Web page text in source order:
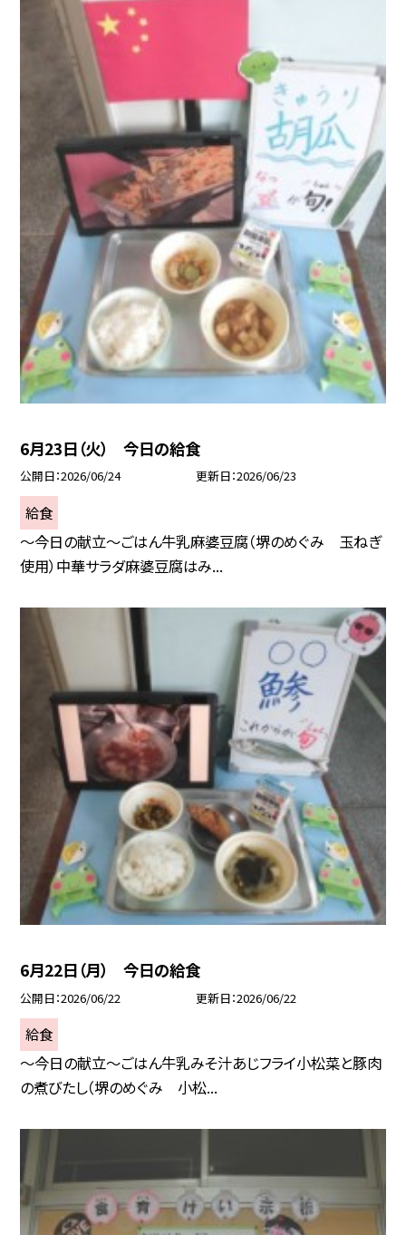
6月23日（火） 今日の給食
公開日 2026/06/24 更新日 2026/06/23
給食
～今日の献立～ごはん牛乳麻婆豆腐（堺のめぐみ 玉ねぎ
使用）中華サラダ麻婆豆腐はみ...
6月22日（月） 今日の給食
公開日 2026/06/22 更新日 2026/06/22
給食
～今日の献立～ごはん牛乳みそ汁あじフライ小松菜と豚肉
の煮びたし（堺のめぐみ 小松...